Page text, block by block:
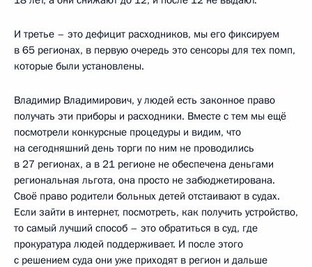
И третье – это дефицит расходников, мы его фиксируем
в 65 регионах, в первую очередь это сенсоры для тех помп,
которые были установлены.
Владимир Владимирович, у людей есть законное право
получать эти приборы и расходники. Вместе с тем мы ещё
посмотрели конкурсные процедуры и видим, что
на сегодняшний день торги по ним не проводились
в 27 регионах, а в 21 регионе не обеспечена деньгами
региональная льгота, она просто не забюджетирована.
Своё право родители больных детей отстаивают в судах.
Если зайти в интернет, посмотреть, как получить устройство,
то самый лучший способ – это обратиться в суд, где
прокуратура людей поддерживает. И после этого
с решением суда они уже приходят в регион и дальше